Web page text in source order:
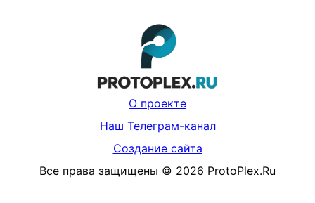
О проекте
Наш Телеграм-канал
Создание сайта
Все права защищены © 2026 ProtoPlex.Ru